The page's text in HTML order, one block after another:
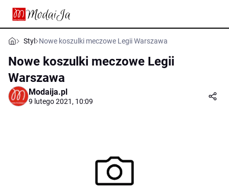
Styl Nowe koszulki meczowe Legii Warszawa
Nowe koszulki meczowe Legii
Warszawa
Modaija.pl
9 lutego 2021, 10:09